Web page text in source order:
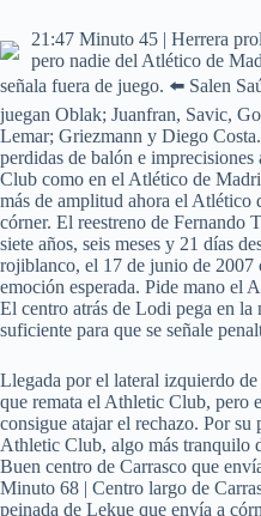
21:47 Minuto 45 | Herrera
pero nadie del Atlético de
señala fuera de juego. ⬅️ Salen
juegan Oblak; Juanfran, Savic,
Lemar; Griezmann y Diego
perdidas de balón e
Club como en el Atlético de
más de amplitud ahora el
córner. El reestreno de Fernando
siete años, seis meses y 21 días
rojiblanco, el 17 de junio de 2007
emoción esperada. Pide mano el
El centro atrás de Lodi pega en la
suficiente para que se señale
Llegada por el lateral izquierdo
que remata el Athletic Club, pero
consigue atajar el rechazo. Por
Athletic Club, algo más tranquilo
Buen centro de Carrasco que
Minuto 68 | Centro largo de
peinada de Lekue que envía a